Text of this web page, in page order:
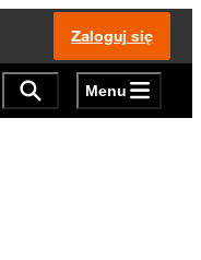
Zaloguj się
Menu